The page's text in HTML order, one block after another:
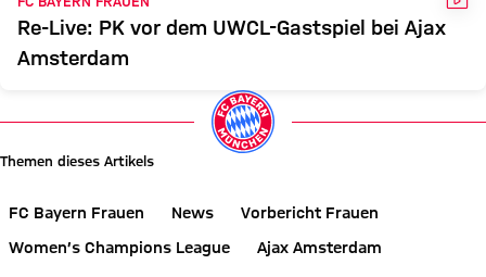
Re-Live: PK vor dem UWCL-Gastspiel bei Ajax
Amsterdam
Themen dieses Artikels
FC Bayern Frauen News
Vorbericht Frauen
Women’s Champions League
Ajax Amsterdam